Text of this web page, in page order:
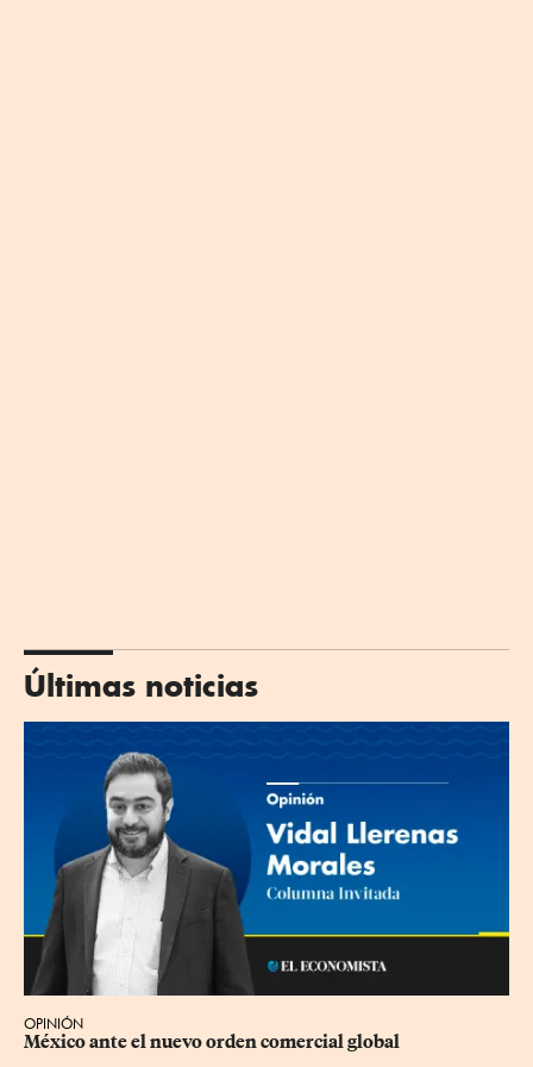
Últimas noticias
OPINIÓN
México ante el nuevo orden comercial global